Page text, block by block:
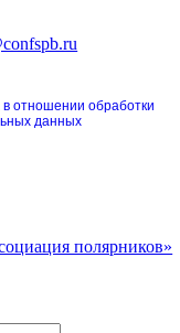
в отношении обработки
данных
полярников»